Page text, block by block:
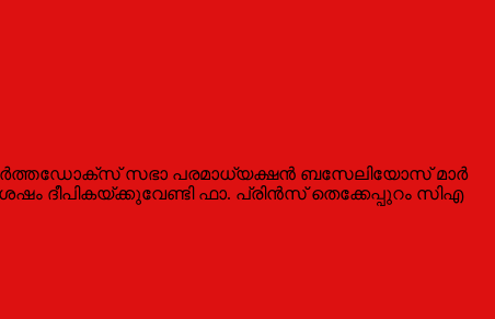
സ​​​ഭാ പ​​​ര​​​മാ​​​ധ‍്യ​​​ക്ഷ​​​ൻ ബ​​​സേ​​​ലി​​​യോ​​​സ് മാ​​​ർ​​​
ദീ​​​പി​​​ക​​​യ്ക്കു​​​വേ​​​ണ്ടി ഫാ. ​​​പ്രി​​​ൻ​​​സ് തെ​​​ക്കേ​​​പ്പു​​​റം സി​​​എ​​​